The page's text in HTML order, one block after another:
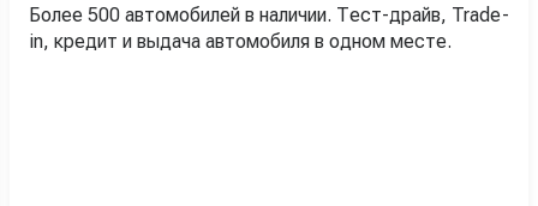
Более 500 автомобилей в наличии. Тест-драйв, Trade-
in, кредит и выдача автомобиля в одном месте.